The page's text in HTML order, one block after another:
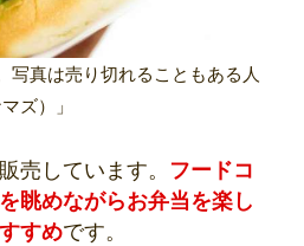
写真は売り切れることもある人
ズ）」
売しています。 フードコ
眺めながらお弁当を楽し
すめです。